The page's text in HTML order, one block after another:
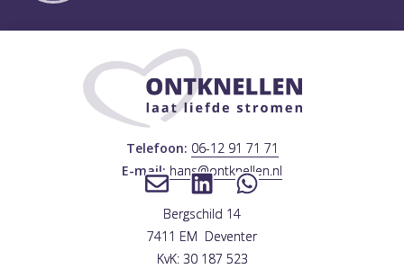
Telefoon: 06-12 91 71 71
E-mail:hans@ontknellen.nl
Bergschild 14
7411 EM Deventer
KvK: 30 187 523